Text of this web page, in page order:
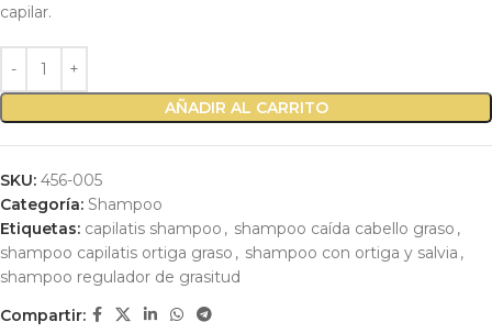
capilar.
AÑADIR AL CARRITO
SKU: 456-005
Categoría: Shampoo
Etiquetas: capilatis shampoo , shampoo caída cabello graso ,
shampoo capilatis ortiga graso , shampoo con ortiga y salvia ,
shampoo regulador de grasitud
Compartir: